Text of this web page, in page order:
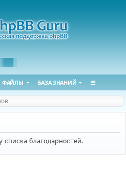
ФАЙЛЫ БАЗА ЗНАНИЙ
списка благодарностей.